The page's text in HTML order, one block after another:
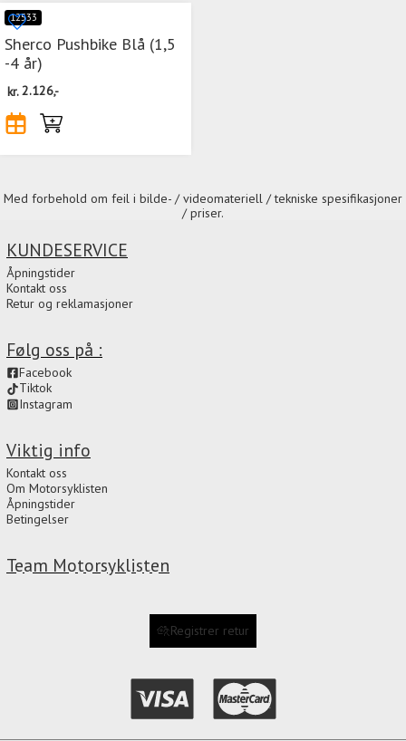
12533
Sherco Pushbike Blå (1,5
-4 år)
kr.2.126,-
Med forbehold om feil i bilde- / videomateriell / tekniske spesifikasjoner
/ priser.
Team Motorsyklisten
Viktig info
Kontakt oss
Om Motorsyklisten
Åpningstider
Betingelser
Følg oss på :
Facebook
Tiktok
Instagram
KUNDESERVICE
Åpningstider
Kontakt oss
Retur og reklamasjoner
Registrer retur